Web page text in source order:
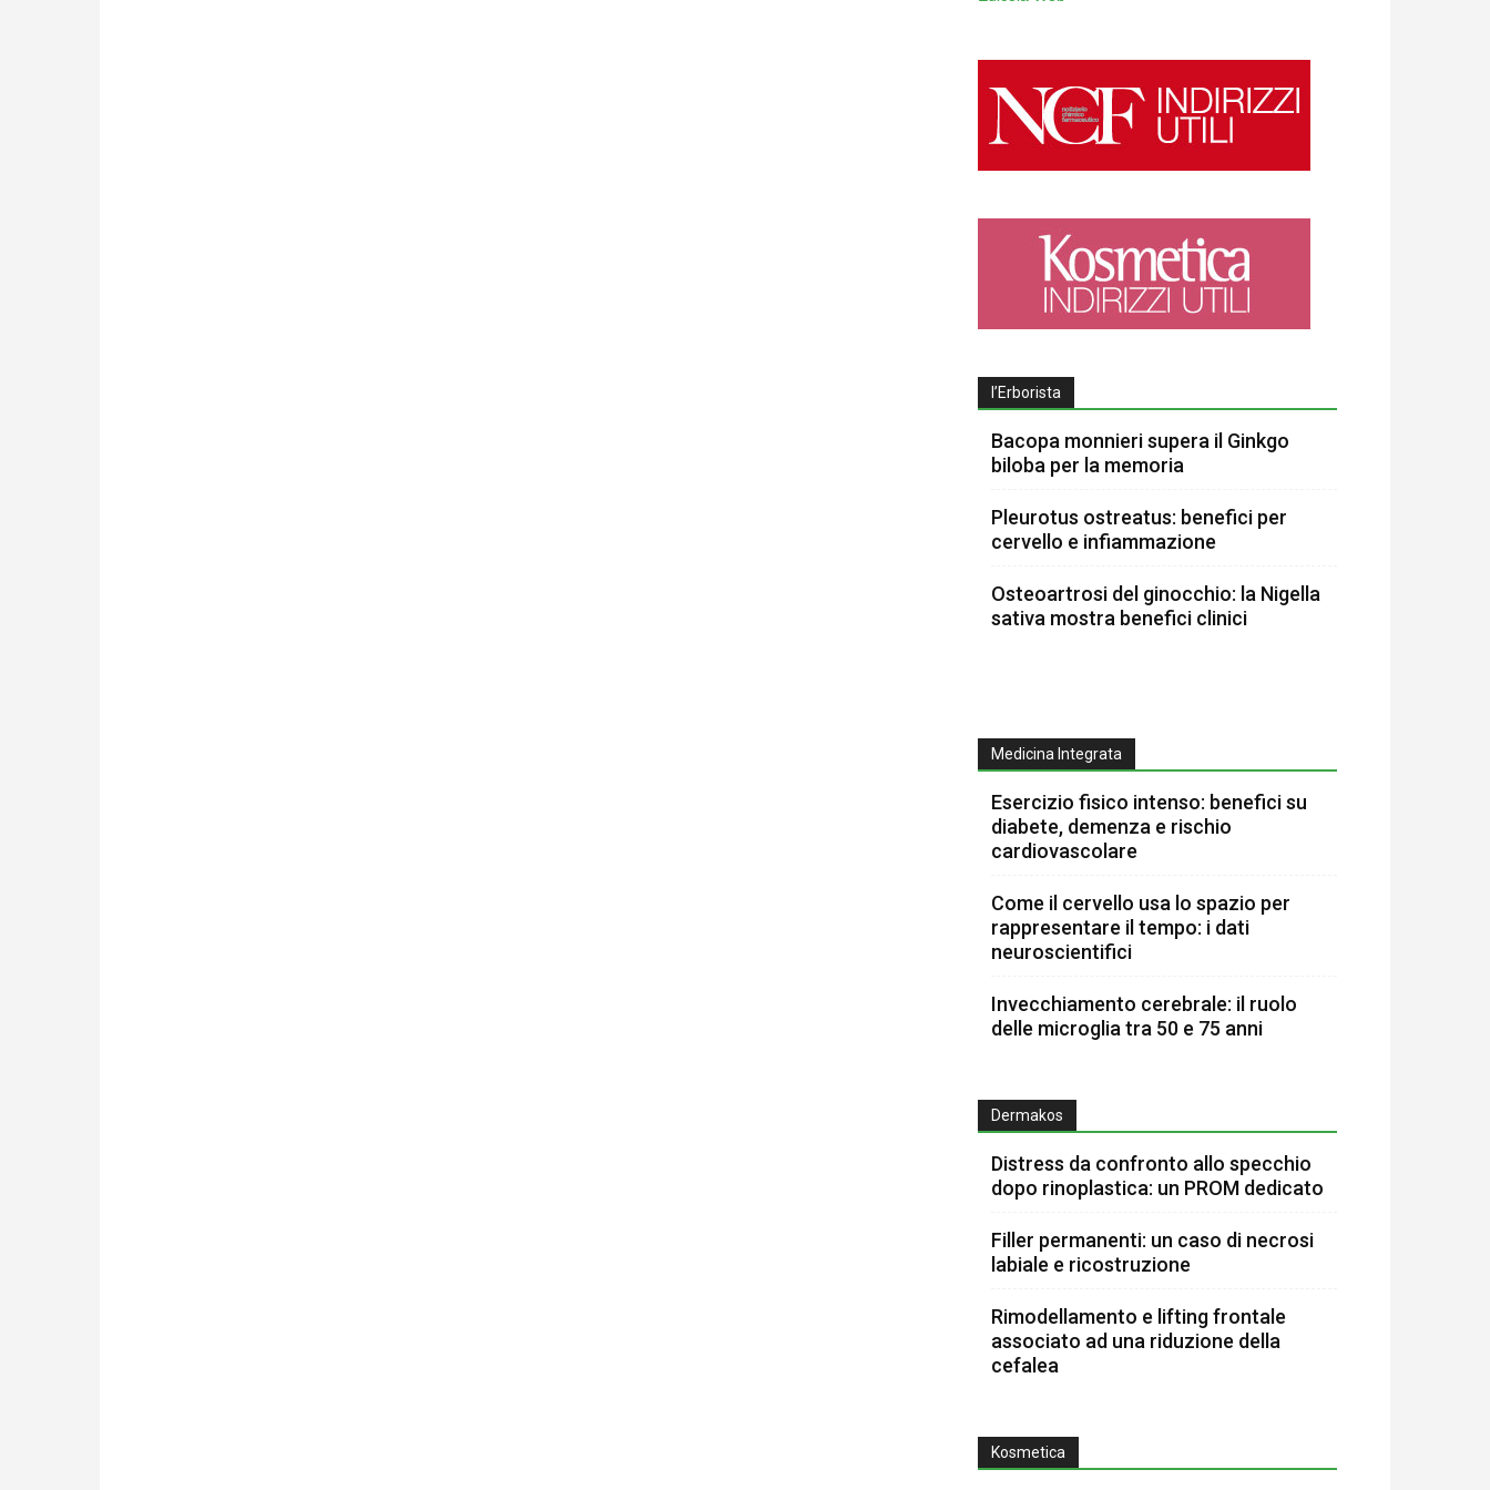
l’Erborista
Bacopa monnieri supera il Ginkgo
biloba per la memoria
Pleurotus ostreatus: benefici per
cervello e infiammazione
Osteoartrosi del ginocchio: la Nigella
sativa mostra benefici clinici
Medicina Integrata
Esercizio fisico intenso: benefici su
diabete, demenza e rischio
cardiovascolare
Come il cervello usa lo spazio per
rappresentare il tempo: i dati
neuroscientifici
Invecchiamento cerebrale: il ruolo
delle microglia tra 50 e 75 anni
Dermakos
Distress da confronto allo specchio
dopo rinoplastica: un PROM dedicato
Filler permanenti: un caso di necrosi
labiale e ricostruzione
Rimodellamento e lifting frontale
associato ad una riduzione della
cefalea
Kosmetica